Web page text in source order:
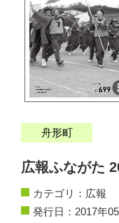
舟形町
広報ふながた
カテゴリ： 広報
発行日：2017年
ご利用ガイド
よくある質問
サイトマップ
個人情報保護方針